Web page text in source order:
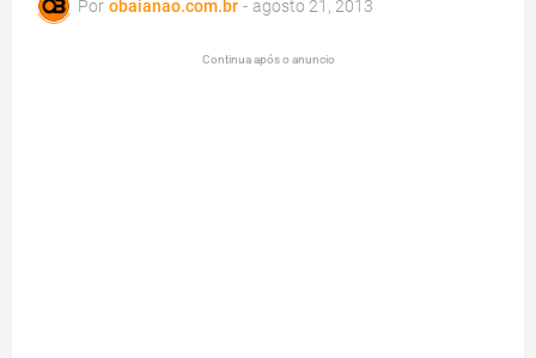
Por obaianao.com.br - agosto 21, 2013
Continua após o anuncio